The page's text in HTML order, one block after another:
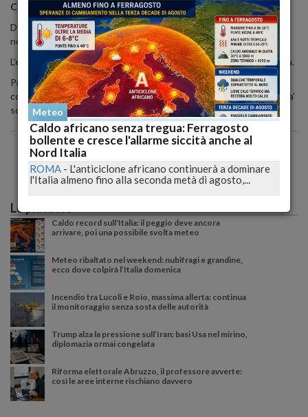
Comune di Pescara.
D'Alfonso per partecipare all'udienza e' uscito dall'ospedale
nonostante un braccio rotto.
L'ex primo cittadino ha un cerotto sulla testa e un tutore alla spalla.
Prima dell'inizio dell'udienza D'Alfonso ha detto al presidente del
collegio del tribunale di Pescara, Antonella Di Carlo, che oggi dovra'
sottoporsi all'ultima tac e che sta bene.
Le più lette
Caldo record sull'Italia: il peggio deve ancora
arrivare, poi una possibile svolta meteo
Meteo ribaltato nel weekend: nubifragi e grandine,
ecco dove colpirà l’Italia domenica
Incendio tra Lucoli e Roio, massima allerta: continua
il monitoraggio senza sosta delle autorità
Trump alza la pressione sull’Iran: basi Usa nel mirino,
diplomazia ormai congelata
Riforma elettorale Abruzzo, il professore avverte:
così le aree interne rischiano davvero
Meteo
Caldo africano senza tregua: Ferragosto
bollente e cresce l'allarme siccità anche al
Nord Italia
ROMA - L'anticiclone africano continuerà a dominare
l'Italia almeno fino alla seconda metà di agosto,...